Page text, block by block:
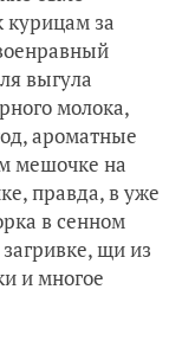
курицам за
выгула
молока,
ароматные
мешочке на
правда, в уже
в сенном
щи из
и многое